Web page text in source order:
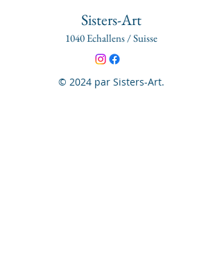
Sisters-Art
1040 Echallens / Suisse
© 2024 par Sisters-Art.